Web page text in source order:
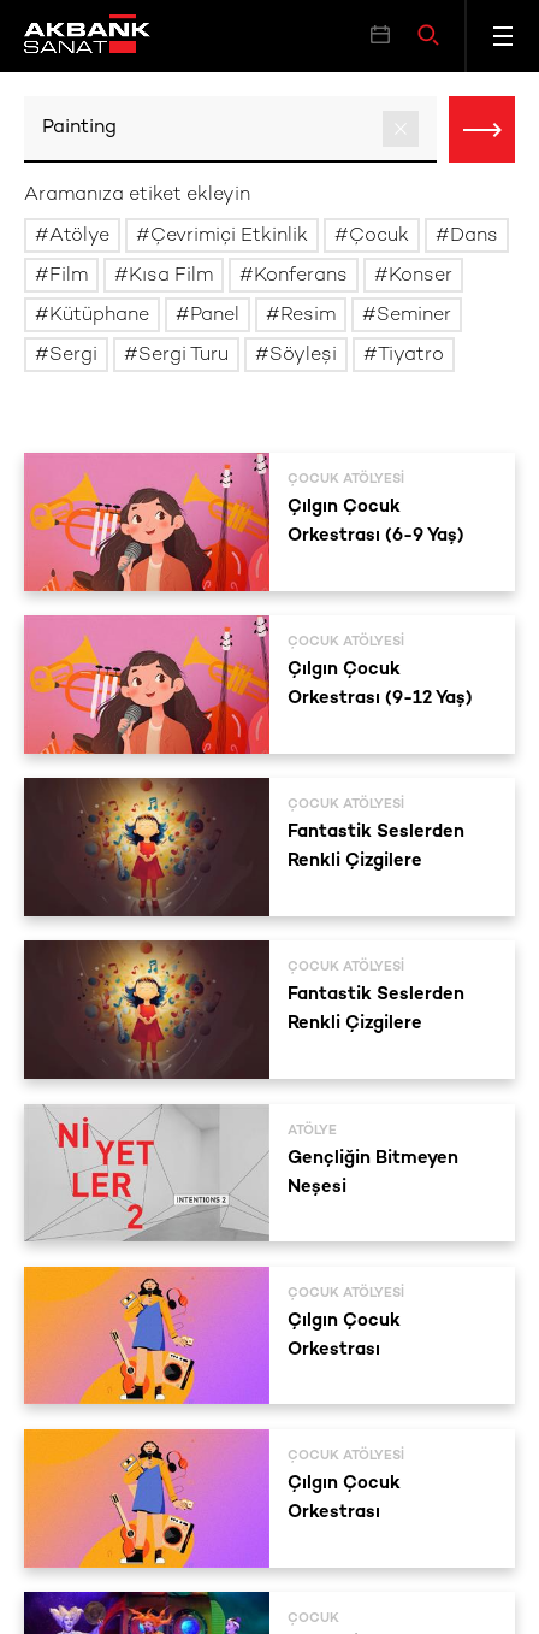
Aramanıza etiket ekleyin
Atölye
Çevrimiçi Etkinlik Çocuk
Dans
Film
Kısa Film Konferans
Konser
Kütüphane
Panel Resim
Seminer
Sergi
Sergi Turu Söyleşi Tiyatro
ÇOCUK ATÖLYESI
Çılgın Çocuk
Orkestrası (6-9 Yaş)
ÇOCUK ATÖLYESI
Çılgın Çocuk
Orkestrası (9-12 Yaş)
ÇOCUK ATÖLYESI
Fantastik Seslerden
Renkli Çizgilere
ÇOCUK ATÖLYESI
Fantastik Seslerden
Renkli Çizgilere
ATÖLYE
Gençliğin Bitmeyen
Neşesi
ÇOCUK ATÖLYESI
Çılgın Çocuk
Orkestrası
ÇOCUK ATÖLYESI
Çılgın Çocuk
Orkestrası
ÇOCUK